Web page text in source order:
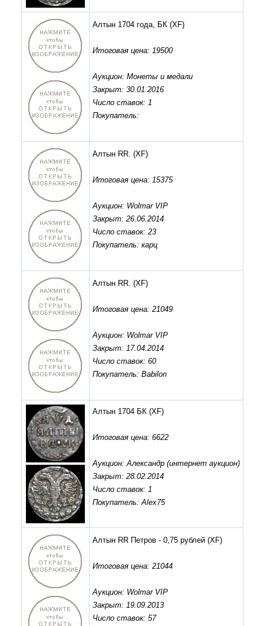
Алтын 1704 года, БК(XF)
Итоговая цена: 19500
Аукцион: Монеты и медали
Закрыт: 30.01.2016
Число ставок: 1
Покупатель:
Алтын RR. (XF)
Итоговая цена: 15375
Аукцион: Wolmar VIP
Закрыт: 26.06.2014
Число ставок: 23
Покупатель: карц
Алтын RR. (XF)
Итоговая цена: 21049
Аукцион: Wolmar VIP
Закрыт: 17.04.2014
Число ставок: 60
Покупатель: Babilon
Алтын 1704 БК(XF)
Итоговая цена: 6622
Аукцион: Александр (интернет аукцион)
Закрыт: 28.02.2014
Число ставок: 1
Покупатель: Alex75
Алтын RR Петров - 0,75 рублей(XF)
Итоговая цена: 21044
Аукцион: Wolmar VIP
Закрыт: 19.09.2013
Число ставок: 57